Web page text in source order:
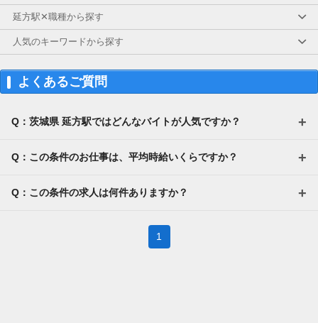
延方駅✕職種から探す
人気のキーワードから探す
よくあるご質問
Q：茨城県 延方駅ではどんなバイトが人気ですか？
Q：この条件のお仕事は、平均時給いくらですか？
Q：この条件の求人は何件ありますか？
1